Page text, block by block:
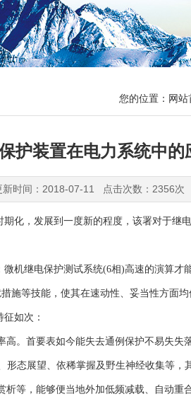
您的位置： 网站
护装置在电力系统中的
新时间：2018-07-11 点击次数：2356次
化，发展到一度新的程度，该署对于继
机继电保护测试系统(6相)高速的演算才
施等技能，使其在速动性、妥当性方面
如次：
。首要表如今能失去通例保护不易失失
态展望、依稀掌握及野生神经收集等，
等，能够便当地外加低频减载、自动重